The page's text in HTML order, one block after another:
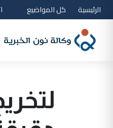
الرئيسية كل المواضيع